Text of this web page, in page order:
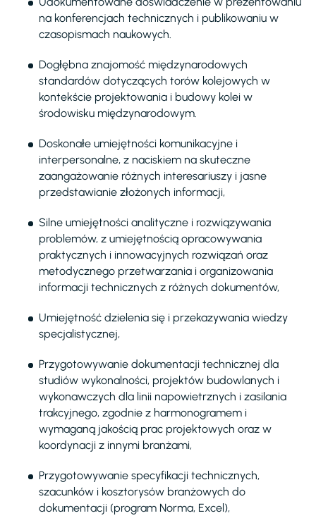
na konferencjach technicznych i publikowaniu w
czasopismach naukowych.
Dogłębna znajomość międzynarodowych
standardów dotyczących torów kolejowych w
kontekście projektowania i budowy kolei w
środowisku międzynarodowym.
Doskonałe umiejętności komunikacyjne i
interpersonalne, z naciskiem na skuteczne
zaangażowanie różnych interesariuszy i jasne
przedstawianie złożonych informacji,
Silne umiejętności analityczne i rozwiązywania
problemów, z umiejętnością opracowywania
praktycznych i innowacyjnych rozwiązań oraz
metodycznego przetwarzania i organizowania
informacji technicznych z różnych dokumentów,
Umiejętność dzielenia się i przekazywania wiedzy
specjalistycznej,
Przygotowywanie dokumentacji technicznej dla
studiów wykonalności, projektów budowlanych i
wykonawczych dla linii napowietrznych i zasilania
trakcyjnego, zgodnie z harmonogramem i
wymaganą jakością prac projektowych oraz w
koordynacji z innymi branżami,
Przygotowywanie specyfikacji technicznych,
szacunków i kosztorysów branżowych do
dokumentacji (program Norma, Excel),